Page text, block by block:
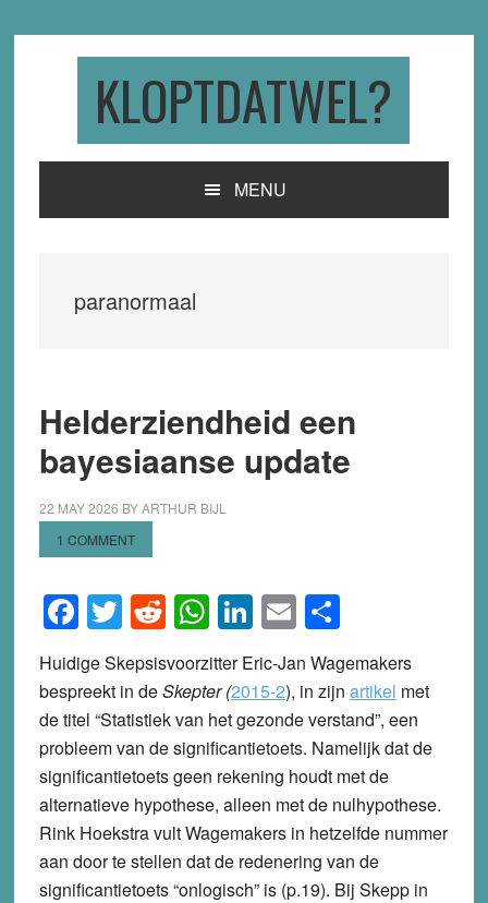
KLOPTDATWEL?
MENU
paranormaal
Helderziendheid een
bayesiaanse update
22 MAY 2026 BYARTHUR BIJL
1 COMMENT
Facebook
Twitter
Reddit
WhatsApp
LinkedIn
EmailShare
Huidige Skepsisvoorzitter Eric-Jan Wagemakers
bespreekt in deSkepter (2015-2), in zijn artikel met
de titel “Statistiek van het gezonde verstand”, een
probleem van de significantietoets. Namelijk dat de
significantietoets geen rekening houdt met de
alternatieve hypothese, alleen met de nulhypothese.
Rink Hoekstra vult Wagemakers in hetzelfde nummer
aan door te stellen dat de redenering van de
significantietoets “onlogisch” is (p.19). Bij Skepp in